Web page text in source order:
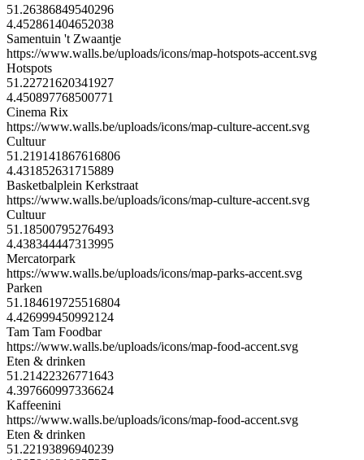
51.26386849540296
4.452861404652038
Samentuin 't Zwaantje
https://www.walls.be/uploads/icons/map-hotspots-accent.svg
Hotspots
51.22721620341927
4.450897768500771
Cinema Rix
https://www.walls.be/uploads/icons/map-culture-accent.svg
Cultuur
51.219141867616806
4.431852631715889
Basketbalplein Kerkstraat
https://www.walls.be/uploads/icons/map-culture-accent.svg
Cultuur
51.18500795276493
4.438344447313995
Mercatorpark
https://www.walls.be/uploads/icons/map-parks-accent.svg
Parken
51.184619725516804
4.426999450992124
Tam Tam Foodbar
https://www.walls.be/uploads/icons/map-food-accent.svg
Eten & drinken
51.21422326771643
4.397660997336624
Kaffeenini
https://www.walls.be/uploads/icons/map-food-accent.svg
Eten & drinken
51.22193896940239